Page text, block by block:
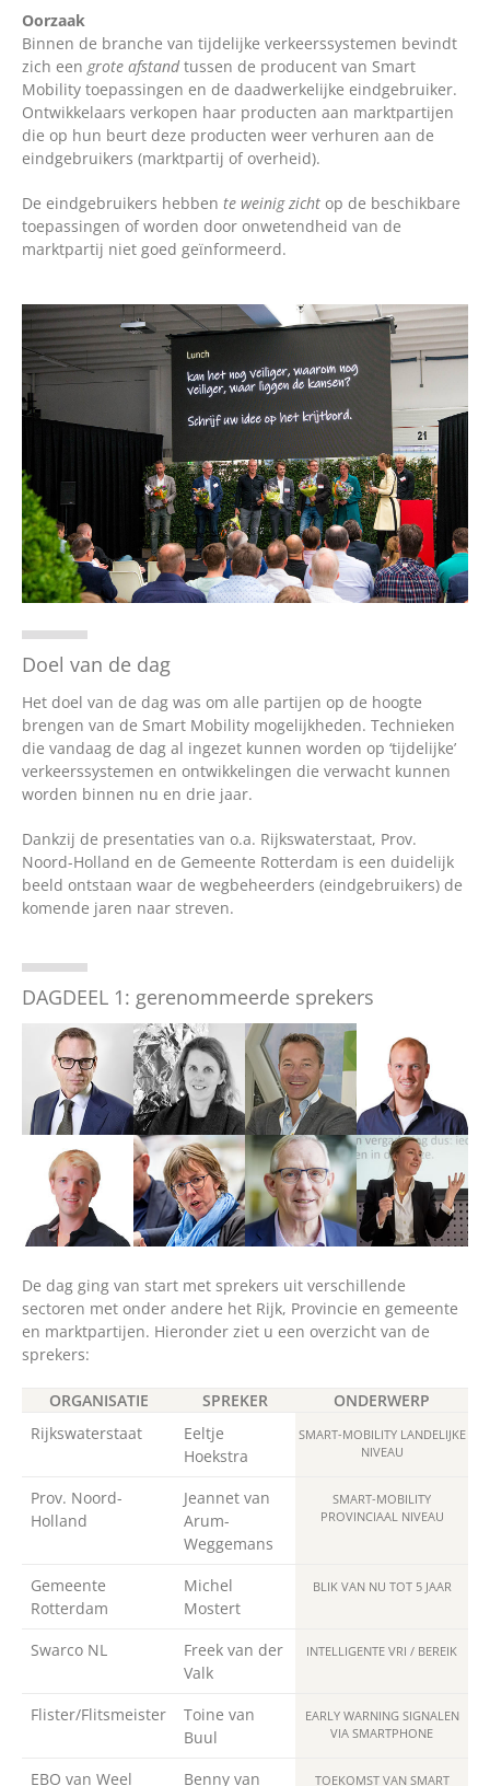
Oorzaak
Binnen de branche van tijdelijke verkeerssystemen bevindt
zich een grote afstandtussen de producent van Smart
Mobility toepassingen en de daadwerkelijke eindgebruiker.
Ontwikkelaars verkopen haar producten aan marktpartijen
die op hun beurt deze producten weer verhuren aan de
eindgebruikers (marktpartij of overheid).
De eindgebruikers hebben te weinig zicht op de beschikbare
toepassingen of worden door onwetendheid van de
marktpartij niet goed geïnformeerd.
Doel van de dag
Het doel van de dag was om alle partijen op de hoogte
brengen van de Smart Mobility mogelijkheden. Technieken
die vandaag de dag al ingezet kunnen worden op ‘tijdelijke’
verkeerssystemen en ontwikkelingen die verwacht kunnen
worden binnen nu en drie jaar.
Dankzij de presentaties van o.a. Rijkswaterstaat, Prov.
Noord-Holland en de Gemeente Rotterdam is een duidelijk
beeld ontstaan waar de wegbeheerders (eindgebruikers) de
komende jaren naar streven.
DAGDEEL 1: gerenommeerde sprekers
De dag ging van start met sprekers uit verschillende
sectoren met onder andere het Rijk, Provincie en gemeente
en marktpartijen. Hieronder ziet u een overzicht van de
sprekers:
ORGANISATIE SPREKER
ONDERWERP
Rijkswaterstaat
Eeltje
Hoekstra
SMART-MOBILITY LANDELIJKE
NIVEAU
Prov. Noord-
Holland
Jeannet van
Arum-
Weggemans
SMART-MOBILITY
PROVINCIAAL NIVEAU
Gemeente
Rotterdam
Michel
Mostert
BLIK VAN NU TOT 5 JAAR
Swarco NL
Freek van der
Valk
INTELLIGENTE VRI / BEREIK
Flister/Flitsmeister
Toine van
Buul
EARLY WARNING SIGNALEN
VIA SMARTPHONE
EBO van Weel Benny van TOEKOMST VAN SMART